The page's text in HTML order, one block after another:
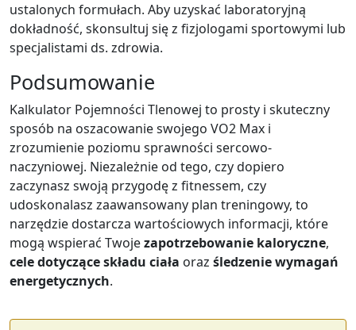
ustalonych formułach. Aby uzyskać laboratoryjną
dokładność, skonsultuj się z fizjologami sportowymi lub
specjalistami ds. zdrowia.
Podsumowanie
Kalkulator Pojemności Tlenowej to prosty i skuteczny
sposób na oszacowanie swojego VO2 Max i
zrozumienie poziomu sprawności sercowo-
naczyniowej. Niezależnie od tego, czy dopiero
zaczynasz swoją przygodę z fitnessem, czy
udoskonalasz zaawansowany plan treningowy, to
narzędzie dostarcza wartościowych informacji, które
mogą wspierać Twojezapotrzebowanie kaloryczne,
cele dotyczące składu ciała oraz śledzenie wymagań
energetycznych.